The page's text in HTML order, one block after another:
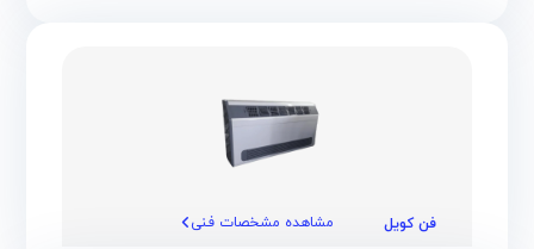
فن کویل مشاهده مشخصات فنی